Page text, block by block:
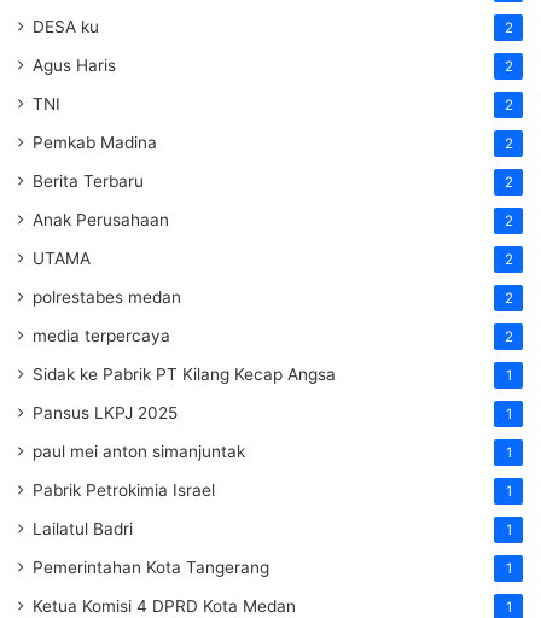
DESA ku 2
Agus Haris 2
TNI 2
Pemkab Madina 2
Berita Terbaru 2
Anak Perusahaan 2
UTAMA 2
polrestabes medan 2
media terpercaya 2
Sidak ke Pabrik PT Kilang Kecap Angsa 1
Pansus LKPJ 2025 1
paul mei anton simanjuntak 1
Pabrik Petrokimia Israel 1
Lailatul Badri 1
Pemerintahan Kota Tangerang 1
Ketua Komisi 4 DPRD Kota Medan 1